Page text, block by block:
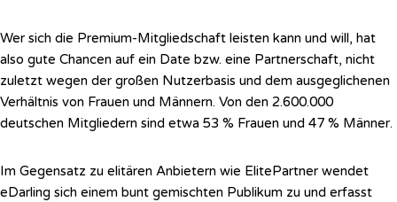
Wer sich die Premium-Mitgliedschaft leisten kann und will, hat
also gute Chancen auf ein Date bzw. eine Partnerschaft, nicht
zuletzt wegen der großen Nutzerbasis und dem ausgeglichenen
Verhältnis von Frauen und Männern. Von den 2.600.000
deutschen Mitgliedern sind etwa 53 % Frauen und 47 % Männer.
Im Gegensatz zu elitären Anbietern wie ElitePartner wendet
eDarling sich einem bunt gemischten Publikum zu und erfasst